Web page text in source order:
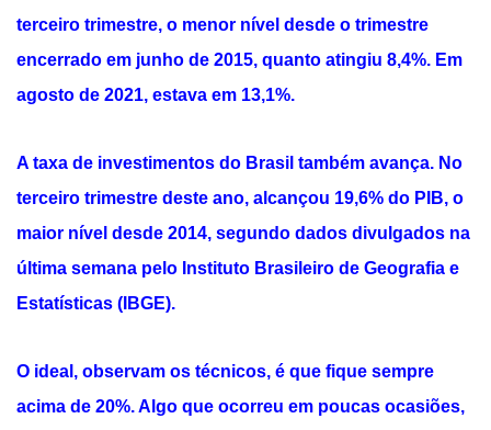
terceiro trimestre, o menor nível desde o trimestre
encerrado em junho de 2015, quanto atingiu 8,4%. Em
agosto de 2021, estava em 13,1%.
A taxa de investimentos do Brasil também avança. No
terceiro trimestre deste ano, alcançou 19,6% do PIB, o
maior nível desde 2014, segundo dados divulgados na
última semana pelo Instituto Brasileiro de Geografia e
Estatísticas (IBGE).
O ideal, observam os técnicos, é que fique sempre
acima de 20%. Algo que ocorreu em poucas ocasiões,